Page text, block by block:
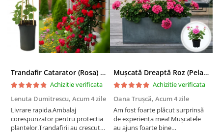
Trandafir Catarator (Rosa) Red Climber - 75cm
Achizitie verificata
Lenuta Dumitrescu, Acum 4 zile
Livrare rapida.Ambalaj
corespunzator pentru protectia
plantelor.Trandafirii au crescut
Mușcată Dreaptă Roz (Pelargonium Zonale)
Achizitie verificata
Oana Trușcă, Acum 4 zile
Am fost foarte plăcut surprinsă
de experiența mea! Mușcatele
au ajuns foarte bine